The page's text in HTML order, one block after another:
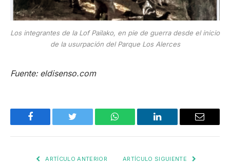
Los integrantes de la Lof Pailako, en pie de guerra desde el inicio
de la usurpación del Parque Los Alerces
Fuente: eldisenso.com
Facebook Twitter WhatsApp LinkedIn Email
ARTÍCULO ANTERIOR ARTÍCULO SIGUIENTE